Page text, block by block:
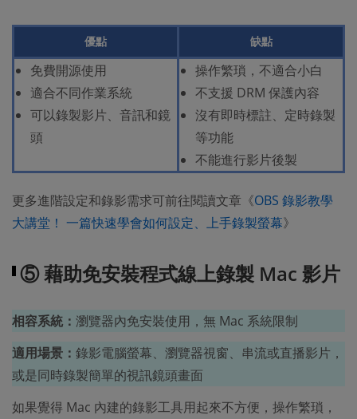
優點 缺點
免費開源使用
適合不同作業系統
可以錄製影片、音訊和鏡
頭
操作繁瑣，不適合小白
不支援 DRM 保護內容
沒有即時標註、定時錄製
等功能
不能進行影片後製
更多進階設定和錄影需求可前往閱讀文章《OBS 錄影教學
大講堂！ 一篇快速學會如何設定、上手錄製螢幕》
⑤ 藉助免安裝程式線上錄製 Mac 影片
相容系統： 瀏覽器內免安裝使用，無 Mac 系統限制
適用場景： 錄影電腦螢幕、瀏覽器視窗、串流或直播影片，
或是同時錄製簡單的視訊鏡頭畫面
如果覺得 Mac 內建的錄影工具用起來不方便，操作繁瑣，